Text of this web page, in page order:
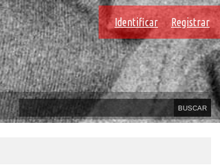
Identificar Registrar